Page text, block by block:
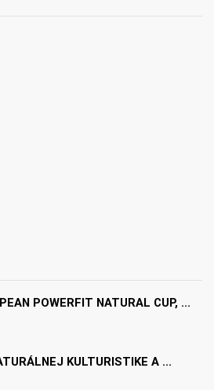
POWERFIT NATURAL CUP, ...
KULTURISTIKE A ...